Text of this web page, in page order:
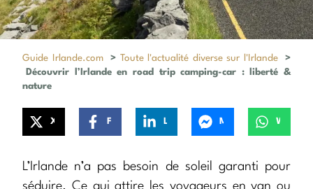
Guide Irlande.com > Toute l'actualité diverse sur l'Irlande
>
Découvrir l’Irlande en road trip camping-car : liberté &
nature
L’Irlande n’a pas besoin de soleil garanti pour
séduire. Ce qui attire les voyageurs en van ou